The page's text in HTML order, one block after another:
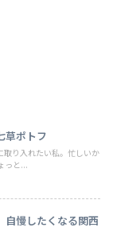
草ポトフ
取り入れたい私。忙しいか
っと...
自慢したくなる関西